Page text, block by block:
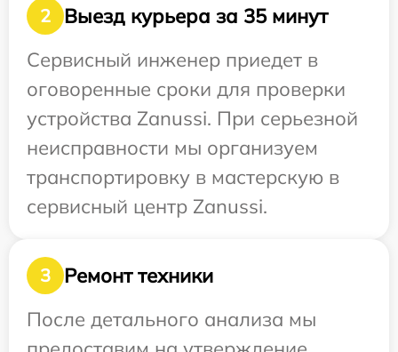
2
Выезд курьера за 35 минут
Сервисный инженер приедет в
оговоренные сроки для проверки
устройства Zanussi. При серьезной
неисправности мы организуем
транспортировку в мастерскую в
сервисный центр Zanussi.
3
Ремонт техники
После детального анализа мы